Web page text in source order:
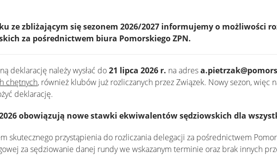
ze zbliżającym się sezonem 2026/2027 informujemy o możliwości
za pośrednictwem biura Pomorskiego ZPN.
deklarację należy wysłać do21 lipca 2026 r. na adres
chętnych, również klubów już rozliczanych przez Związek. Nowy sezon, więc
deklarację.
obowiązują nowe stawki ekwiwalentów sędziowskich dla
skutecznego przystąpienia do rozliczania delegacji za pośrednictwem
za sędziowanie danej rundy we wskazanym terminie oraz brak innych